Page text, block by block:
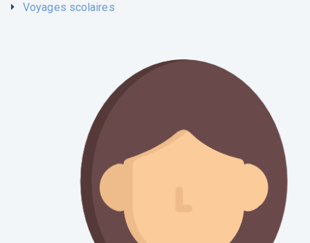
Voyages scolaires